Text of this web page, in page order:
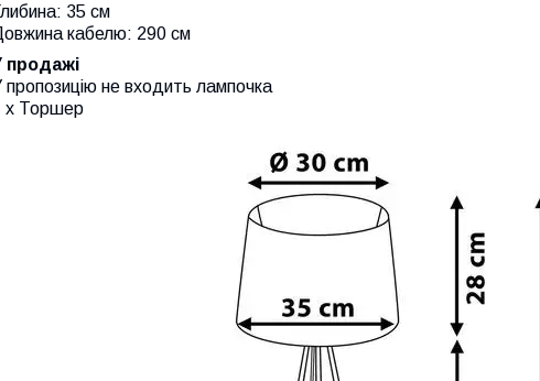
35 см
кабелю: 290 см
продажі
пропозицію не входить лампочка
х Торшер